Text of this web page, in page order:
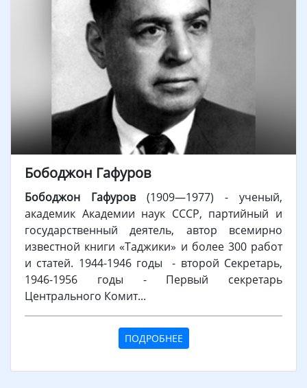
Бободжон Гафуров
Бободжон Гафуров(1909—1977) - ученый,
академик Академии наук СССР, партийный и
государственный деятель, автор всемирно
известной книги «Таджики» и более 300 работ
и статей. 1944-1946 годы - второй Секретарь,
1946-1956 годы - Первый секретарь
Центрального Комит...
ПОДРОБНЕЕ